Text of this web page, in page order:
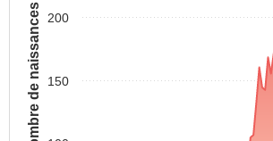
Nombre de naissances 150
200